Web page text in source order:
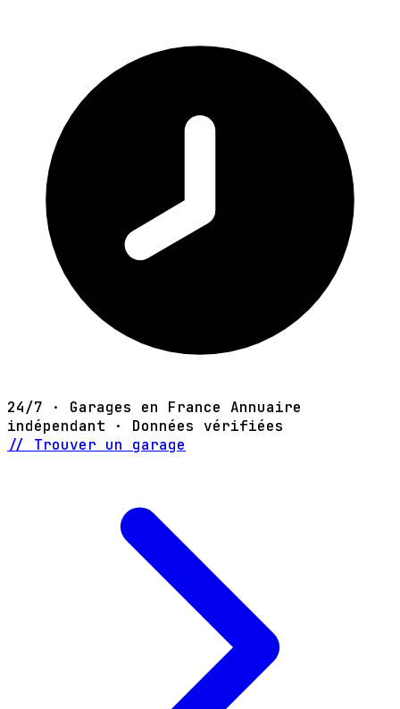
24/7 · Garages en France Annuaire
indépendant · Données vérifiées
// Trouver un garage